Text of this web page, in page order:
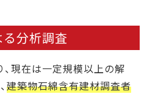
る分析調査
現在は一定規模以上の解
建築物石綿含有建材調査者